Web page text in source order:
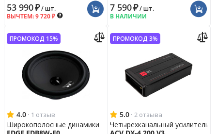
53 990₽/ шт.
ВЫЧТЕМ:9 720₽
7 590₽/ шт.
В НАЛИЧИИ
ПРОМОКОД 15%
4.0 · 1 отзыв
Широкополосные динамики
ПРОМОКОД 3%
5.0 · 2 отзыва
Четырехканальный усилитель